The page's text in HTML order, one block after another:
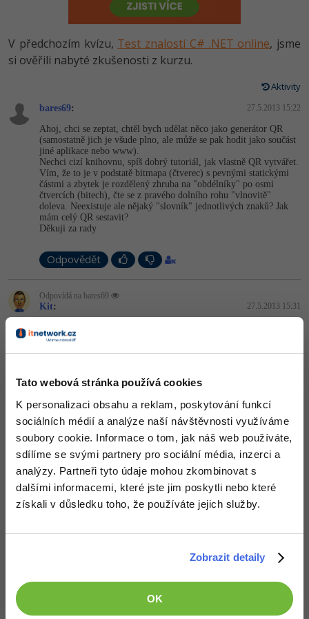
Tato webová stránka používá cookies
K personalizaci obsahu a reklam, poskytování funkcí
sociálních médií a analýze naší návštěvnosti využíváme
soubory cookie. Informace o tom, jak náš web používáte,
sdílíme se svými partnery pro sociální média, inzerci a
analýzy. Partneři tyto údaje mohou zkombinovat s
dalšími informacemi, které jste jim poskytli nebo které
získali v důsledku toho, že používáte jejich služby.
Zobrazit detaily
OK
HTML5, CSS3, Bootstrap, SEO
SQL a databáze
UML a návrhové vzory
React
Spring
ASP.NET MVC
Django
PHP
JavaScript
HTML / CSS
UML a návrhové vzory
MySQL/MariaDB
MS-SQL
SQLite
Vývojář mobilních aplikací
Specialista na AI a bigdata
Webdesigner
Tester
Systémový administrátor
Grafik / UX/UI návrhář
3D grafik
Projektový manažer
Databázový analytik
Copywriter
SEO specialista
-80%
JavaScript -80%
C++
Swift -80%
Kotlin -80%
C -80%
SQL
-80%
Algoritmy
Pro děti
Více
Fórum
Kurzy e-commerce
Testování softwaru
Digitální gramotnost
Blog
V předchozím kvízu, Test znalostí C# .NET online, jsme
si ověřili nabyté zkušenosti z kurzu.
Aktivity
bares69: 27.5.2013 15:22
Ahoj, chci se zeptat, chtěl bych udělat něco jako generátor QR
(samostatně jich je všude plno, ale může se pak hodit jako součást
jiné aplikace nebo www).
Nechci cizí knihovnu, spíš dobrý tutoriál, jak vlastně QR vytvářet.
Vím, že to je v podstatě bitmapa (čtverec) s pevnými statickými
částmi a zbytek je rozdělený zhruba na "obdélníky" po osmi
čtvercích (bitech), čte se z pravého dolního rohu "vlnovitě"
doleva. Neexistuje ale nějaký "slovník" jednotlivých znaků? Jak
mám celý QR sestavit?
Děkuji za rady
Odpovědět
Odpovídá na bares69
Kit: 27.5.2013 15:31
Nahoru Odpovědět
nejkvalitnější. Proto do nich také mohou přispívat pouze
registrovaní členové. Pro zapojení do diskuze se